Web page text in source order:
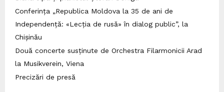
Conferința „Republica Moldova la 35 de ani de
Independență: «Lecția de rusă» în dialog public”, la
Chișinău
Două concerte susținute de Orchestra Filarmonicii Arad
la Musikverein, Viena
Precizări de presă